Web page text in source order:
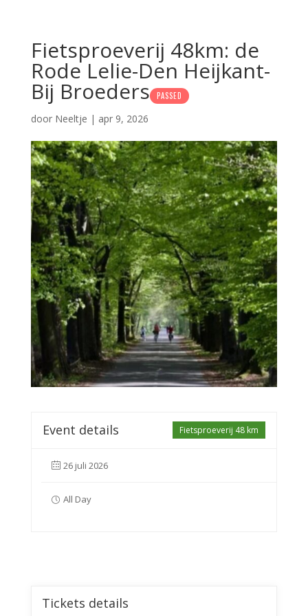
Fietsproeverij 48km: de
Rode Lelie-Den Heijkant-
Bij Broeders PASSED
door Neeltje | apr 9, 2026
Fietsproeverij 48 km
Event details
26 juli 2026
All Day
Tickets details